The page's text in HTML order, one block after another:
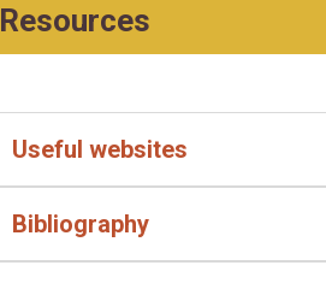
Resources
Useful websites
Bibliography